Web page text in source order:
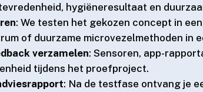
hygiëneresultaat en
: We testen het gekozen concept in
of duurzame microvezelmethoden in
verzamelen: Sensoren, app-
tijdens het proefproject.​
: Na de testfase ontvang je